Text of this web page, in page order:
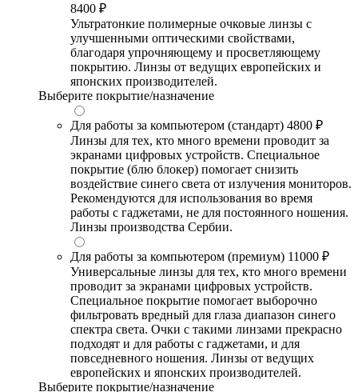
8400 ₽
Ультратонкие полимерные очковые линзы с
улучшенными оптическими свойствами,
благодаря упрочняющему и просветляющему
покрытию. Линзы от ведущих европейских и
японских производителей.
Выберите покрытие/назначение
Для работы за компьютером (стандарт) 4800 ₽
Линзы для тех, кто много времени проводит за
экранами цифровых устройств. Специальное
покрытие (блю блокер) помогает снизить
воздействие синего света от излучения мониторов.
Рекомендуются для использования во время
работы с гаджетами, не для постоянного ношения.
Линзы производства Сербии.
Для работы за компьютером (премиум) 11000 ₽
Универсальные линзы для тех, кто много времени
проводит за экранами цифровых устройств.
Специальное покрытие помогает выборочно
фильтровать вредный для глаза диапазон синего
спектра света. Очки с такими линзами прекрасно
подходят и для работы с гаджетами, и для
повседневного ношения. Линзы от ведущих
европейских и японских производителей.
Выберите покрытие/назначение